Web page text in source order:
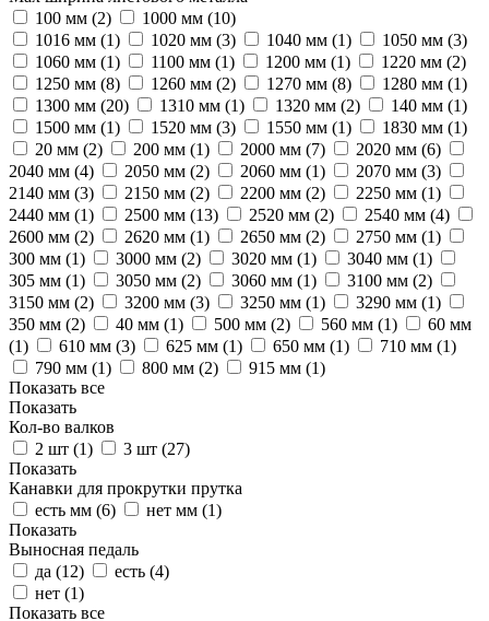
100 мм (2) 1000 мм (10)
1016 мм (1) 1020 мм (3) 1040 мм (1) 1050 мм (3)
1060 мм (1) 1100 мм (1) 1200 мм (1) 1220 мм (2)
1250 мм (8) 1260 мм (2) 1270 мм (8) 1280 мм (1)
1300 мм (20) 1310 мм (1) 1320 мм (2) 140 мм (1)
1500 мм (1) 1520 мм (3) 1550 мм (1) 1830 мм (1)
20 мм (2) 200 мм (1) 2000 мм (7) 2020 мм (6)
2040 мм (4) 2050 мм (2) 2060 мм (1) 2070 мм (3)
2140 мм (3) 2150 мм (2) 2200 мм (2) 2250 мм (1)
2440 мм (1) 2500 мм (13) 2520 мм (2) 2540 мм (4)
2600 мм (2) 2620 мм (1) 2650 мм (2) 2750 мм (1)
300 мм (1) 3000 мм (2) 3020 мм (1) 3040 мм (1)
305 мм (1) 3050 мм (2) 3060 мм (1) 3100 мм (2)
3150 мм (2) 3200 мм (3) 3250 мм (1) 3290 мм (1)
350 мм (2) 40 мм (1) 500 мм (2) 560 мм (1)
60 мм
(1) 610 мм (3) 625 мм (1) 650 мм (1) 710 мм (1)
790 мм (1) 800 мм (2) 915 мм (1)
Показать все
Показать
Кол-во валков
2 шт (1) 3 шт (27)
Показать
Канавки для прокрутки прутка
есть мм (6) нет мм (1)
Показать
Выносная педаль
да (12) есть (4)
нет (1)
Показать все